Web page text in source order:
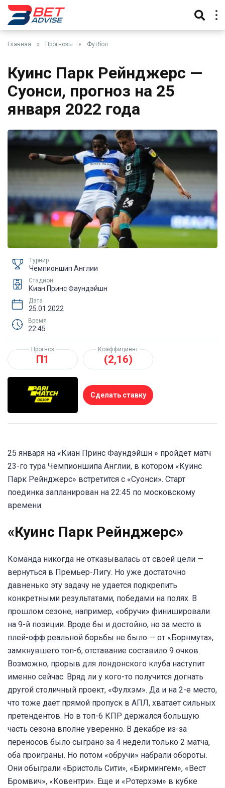
Главная » Прогнозы » Футбол
Куинс Парк Рейнджерс —
Суонси, прогноз на 25
января 2022 года
Турнир
Чемпионшип Англии
Стадион
Киан Принс Фаундэйшн
Дата
25.01.2022
Время
22:45
Прогноз
П1
Коэффициент
(2,16)
Сделать ставку
25 января на «Киан Принс Фаундэйшн » пройдет матч
23-го тура Чемпионшипа Англии, в котором «Куинс
Парк Рейнджерс» встретится с «Суонси». Старт
поединка запланирован на 22:45 по московскому
времени.
«Куинс Парк Рейнджерс»
Команда никогда не отказывалась от своей цели —
вернуться в Премьер-Лигу. Но уже достаточно
давненько эту задачу не удается подкрепить
конкретными результатами, победами на полях. В
прошлом сезоне, например, «обручи» финишировали
на 9-й позиции. Вроде бы и достойно, но за место в
плей-офф реальной борьбы не было — от «Борнмута»,
замкнувшего топ-6, отставание составило 9 очков.
Возможно, прорыв для лондонского клуба наступит
именно сейчас. Вряд ли у кого-то получится догнать
другой столичный проект, «Фулхэм». Да и на 2-е место,
что тоже дает прямой пропуск в АПЛ, хватает сильных
претендентов. Но в топ-6 КПР держался большую
часть сезона вполне уверенно. В декабре из-за
переносов было сыграно за 4 недели только 2 матча,
оба проиграны. Но потом «обручи» набрали обороты.
Они обыграли «Бристоль Сити», «Бирмингем», «Вест
Бромвич», «Ковентри». Еще и «Ротерхэм» в кубке